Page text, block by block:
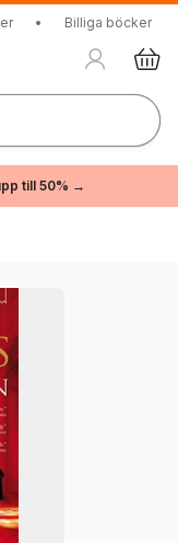
• Billiga böcker
till 50% →